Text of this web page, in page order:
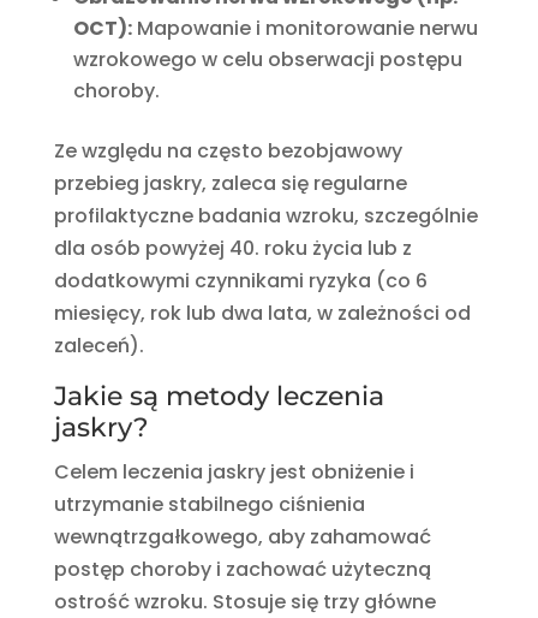
OCT):Mapowanie i monitorowanie nerwu
wzrokowego w celu obserwacji postępu
choroby.
Ze względu na często bezobjawowy
przebieg jaskry, zaleca się regularne
profilaktyczne badania wzroku, szczególnie
dla osób powyżej 40. roku życia lub z
dodatkowymi czynnikami ryzyka (co 6
miesięcy, rok lub dwa lata, w zależności od
zaleceń).
Jakie są metody leczenia
jaskry?
Celem leczenia jaskry jest obniżenie i
utrzymanie stabilnego ciśnienia
wewnątrzgałkowego, aby zahamować
postęp choroby i zachować użyteczną
ostrość wzroku. Stosuje się trzy główne